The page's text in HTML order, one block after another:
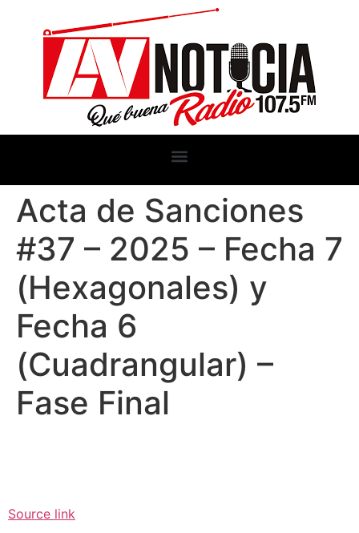
Acta de Sanciones
#37 – 2025 – Fecha 7
(Hexagonales) y
Fecha 6
(Cuadrangular) –
Fase Final
Source link